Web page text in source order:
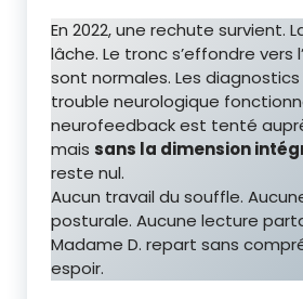
En 2022, une rechute survient.
lâche. Le tronc s’effondre vers
sont normales. Les diagnostics
trouble neurologique
neurofeedback est tenté
mais sans la dimension
reste nul.
Aucun travail du souffle.
posturale. Aucune lecture
Madame D. repart sans
espoir.